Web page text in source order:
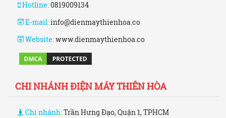
Hotline:0819009134
E-mail:info@dienmaythienhoa.co
Website:www.dienmaythienhoa.co
CHI NHÁNH ĐIỆN MÁY THIÊN HÒA
Chi nhánh:Trần Hưng Đạo, Quận 1, TPHCM